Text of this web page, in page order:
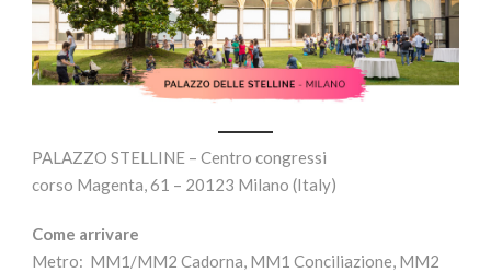
PALAZZO STELLINE – Centro congressi
corso Magenta, 61 – 20123 Milano (Italy)
Come arrivare
Metro: MM1/MM2 Cadorna, MM1 Conciliazione, MM2